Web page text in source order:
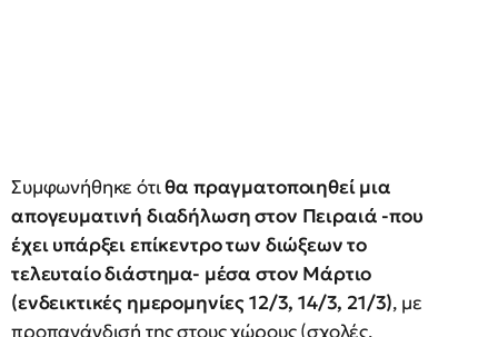
Συμφωνήθηκε ότιθα πραγματοποιηθεί μια
απογευματινή διαδήλωση στον Πειραιά -που
έχει υπάρξει επίκεντρο των διώξεων το
τελευταίο διάστημα- μέσα στον Μάρτιο
(ενδεικτικές ημερομηνίες 12/3, 14/3, 21/3), με
προπαγάνδισή της στους χώρους (σχολές,